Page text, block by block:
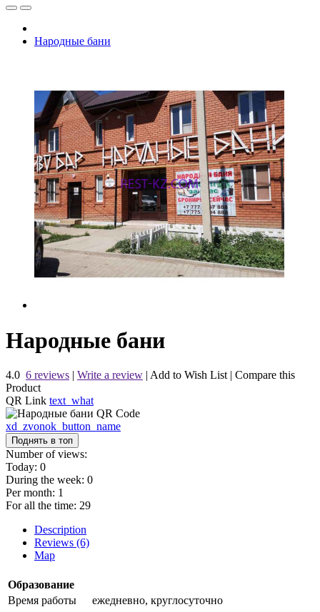
Народные бани
Народные бани
4.0 6 reviews | Write a review | Add to Wish List | Compare this
Product
QR Link text_what
xd_zvonok_button_name
Поднять в топ
Number of views:
Today: 0
During the week: 0
Per month: 1
For all the time: 29
Description
Reviews (6)
Map
Образование
Время работы
ежедневно, круглосуточно